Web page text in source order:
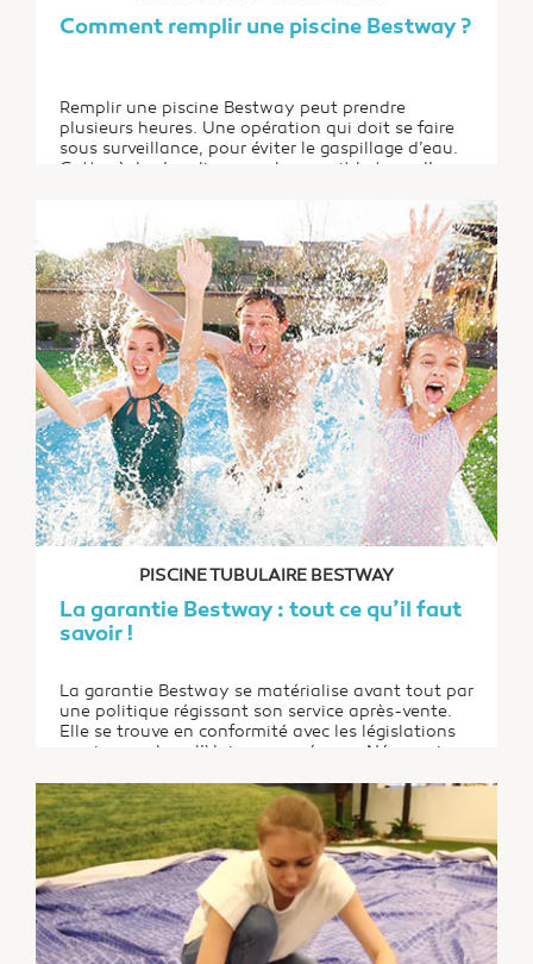
Comment remplir une piscine Bestway ?
Remplir une piscine Bestway peut prendre
plusieurs heures. Une opération qui doit se faire
sous surveillance, pour éviter le gaspillage d’eau.
Cette règle s’applique quel que soit le type d’eau
recommandations sont d’ailleurs à suivre à la
lettre, afin de mener l’opération dans les règles...
PISCINE TUBULAIRE BESTWAY
La garantie Bestway : tout ce qu’il faut
savoir !
La garantie Bestway se matérialise avant tout par
une politique régissant son service après-vente.
Elle se trouve en conformité avec les législations
en vigueur dans l’Union européenne. Néanmoins,
qualité des produits issus de cette marque.